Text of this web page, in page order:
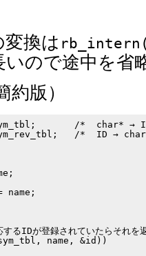
換は
いので途中を省
約版）
/*  char* →
/*  ID →
るIDが登録されていたらそれを
name, &id))